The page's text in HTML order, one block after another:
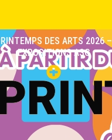
DES ARTS 2026 –
EXPOSITIONS ASC